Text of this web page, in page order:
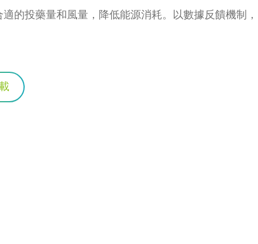
的投藥量和風量，降低能源消耗。以數據反饋機制，